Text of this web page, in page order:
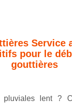
Service
pour le
gouttières
pluviales lent ?